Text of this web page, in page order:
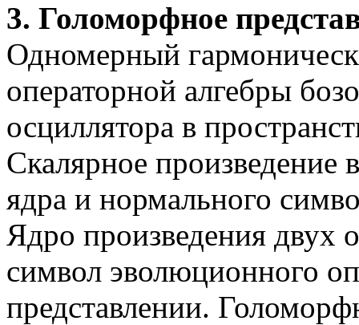
3. Голоморфное
Одномерный
операторной алгебры
осциллятора в
Скалярное произведение
ядра и нормального
Ядро произведения двух
символ эволюционного
представлении.